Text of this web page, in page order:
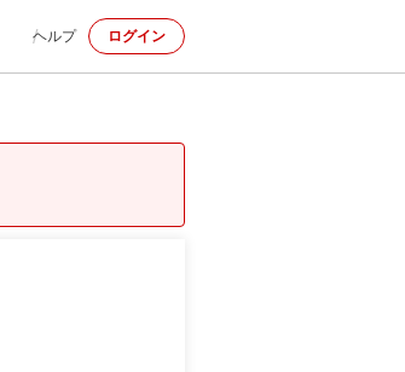
ヘルプ ログイン